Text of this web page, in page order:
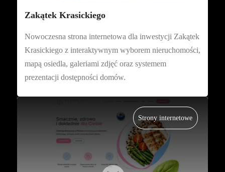
Zakątek Krasickiego
Nowoczesna strona internetowa dla inwestycji Zakątek
Krasickiego z interaktywnym wyborem nieruchomości,
mapą osiedla, galeriami zdjęć oraz systemem
prezentacji dostępności domów.
Strony internetowe